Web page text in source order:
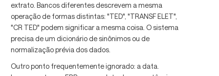
extrato. Bancos diferentes descrevem a mesma
operação de formas distintas: "TED", "TRANSF ELET",
"CR TED" podem significar a mesma coisa. O sistema
precisa de um dicionário de sinônimos ou de
normalização prévia dos dados.
Outro ponto frequentemente ignorado: a data.